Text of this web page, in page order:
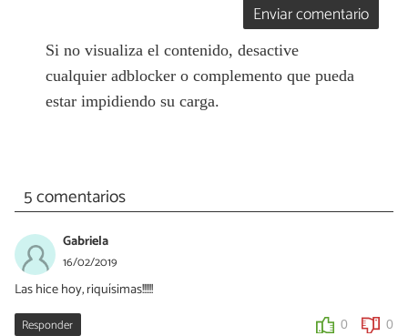
Enviar comentario
Si no visualiza el contenido, desactive
cualquier adblocker o complemento que pueda
estar impidiendo su carga.
5 comentarios
Gabriela
16/02/2019
Las hice hoy, riquísimas!!!!!!
Responder 0 0